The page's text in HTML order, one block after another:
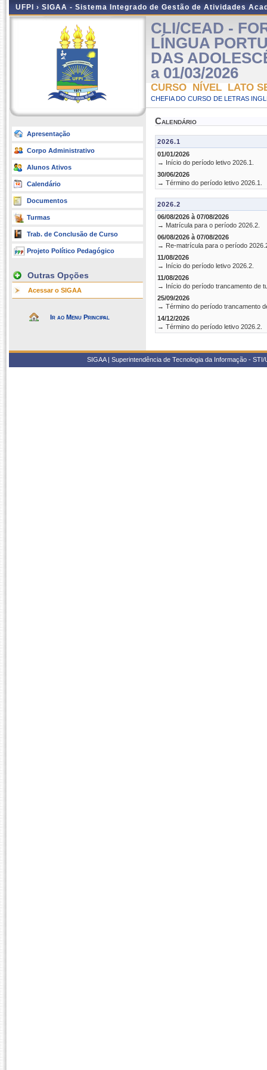
UFPI › SIGAA - Sistema Integrado de Gestão de Atividades
Apresentação
Corpo Administrativo
Alunos Ativos
Calendário
Documentos
Turmas
Trab. de Conclusão de Curso
Projeto Político Pedagógico
Outras Opções
Acessar o SIGAA
Ir ao Menu Principal
CLI/CEAD -
LÍNGUA
DAS
a 01/03/2026
CURSO NÍVEL LATO
CHEFIA DO CURSO DE LETRAS
Calendário
2026.1
01/01/2026
→ Início do período letivo 2026.1.
30/06/2026
→ Término do período letivo 2026.1.
2026.2
06/08/2026 à 07/08/2026
→ Matrícula para o período 2026.2.
06/08/2026 à 07/08/2026
→ Re-matrícula para o período
11/08/2026
→ Início do período letivo 2026.2.
11/08/2026
→ Início do período trancamento de
25/09/2026
→ Término do período trancamento
14/12/2026
→ Término do período letivo 2026.2.
SIGAA | Superintendência de Tecnologia da Informação -